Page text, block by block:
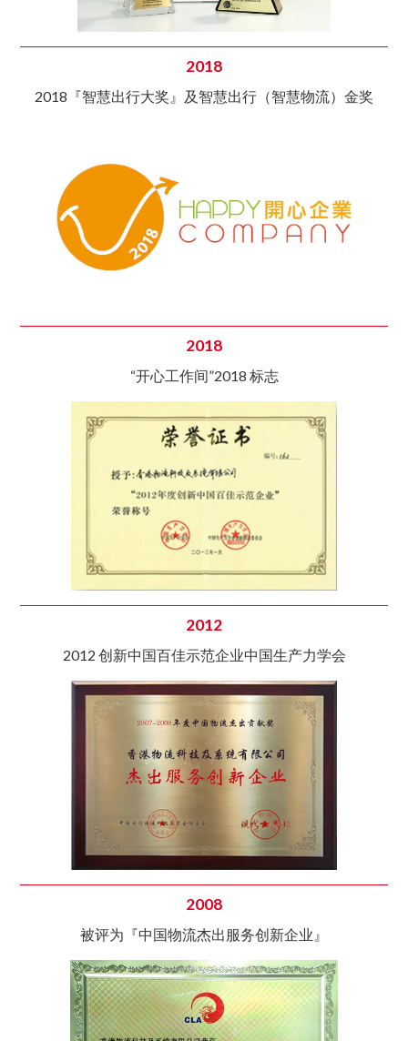
2018
2018『智慧出行大奖』及智慧出行（智慧物流）金奖
2018
“开心工作间”2018 标志
2012
2012 创新中国百佳示范企业中国生产力学会
2008
被评为『中国物流杰出服务创新企业』